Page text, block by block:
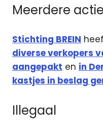
Meerdere
Stichting BREIN
diverse verkopers
aangepakt en in
kastjes in beslag
Illegaal